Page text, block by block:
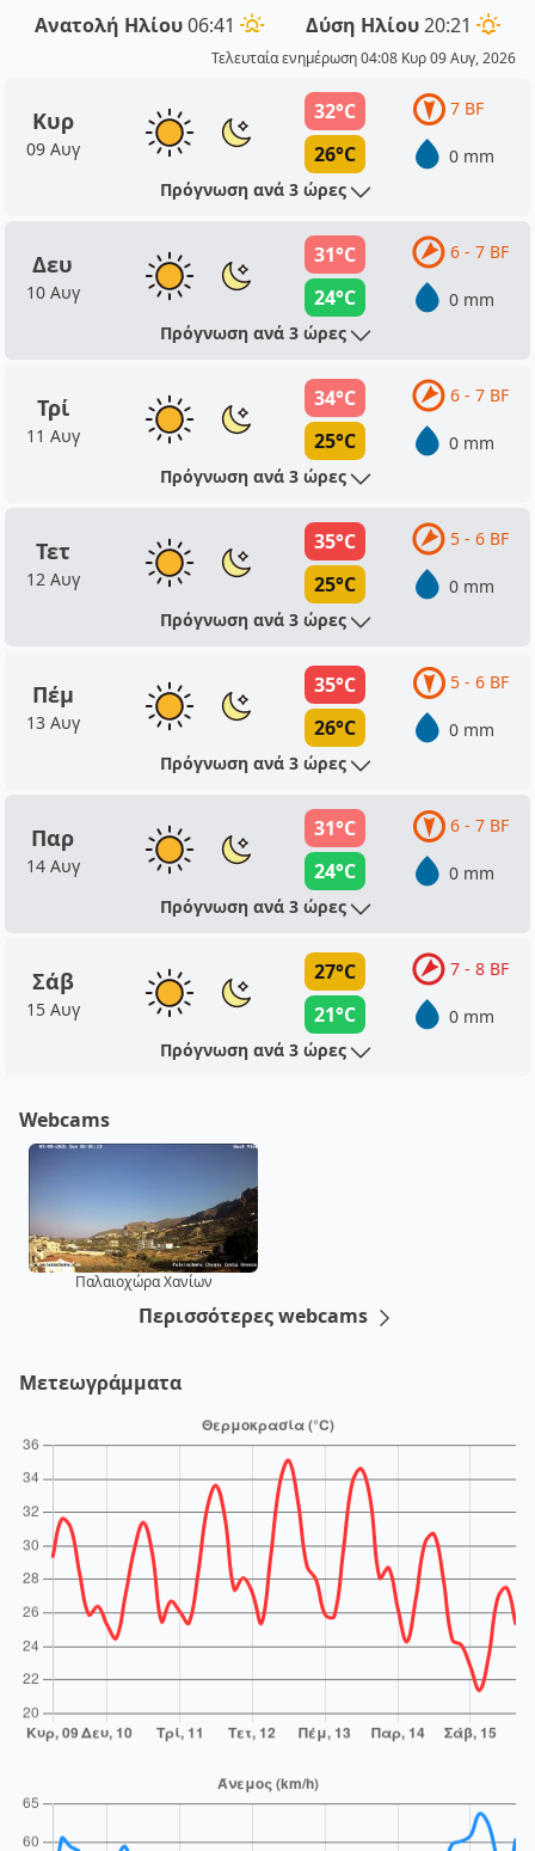
Ανατολή Ηλίου06:41 Δύση Ηλίου20:21
Τελευταία ενημέρωση 04:08 Κυρ 09 Αυγ, 2026
Κυρ
09 Αυγ
32°C
26°C
7 BF
0 mm
Πρόγνωση ανά 3 ώρες
Δευ
10 Αυγ
31°C
24°C
6 - 7 BF
0 mm
Πρόγνωση ανά 3 ώρες
Τρί
11 Αυγ
34°C
25°C
6 - 7 BF
0 mm
Πρόγνωση ανά 3 ώρες
Τετ
12 Αυγ
35°C
25°C
5 - 6 BF
0 mm
Πρόγνωση ανά 3 ώρες
Πέμ
13 Αυγ
35°C
26°C
5 - 6 BF
0 mm
Πρόγνωση ανά 3 ώρες
Παρ
14 Αυγ
31°C
24°C
6 - 7 BF
0 mm
Πρόγνωση ανά 3 ώρες
Σάβ
15 Αυγ
27°C
21°C
7 - 8 BF
0 mm
Πρόγνωση ανά 3 ώρες
Webcams
Παλαιοχώρα Χανίων
Περισσότερες webcams
Μετεωγράμματα